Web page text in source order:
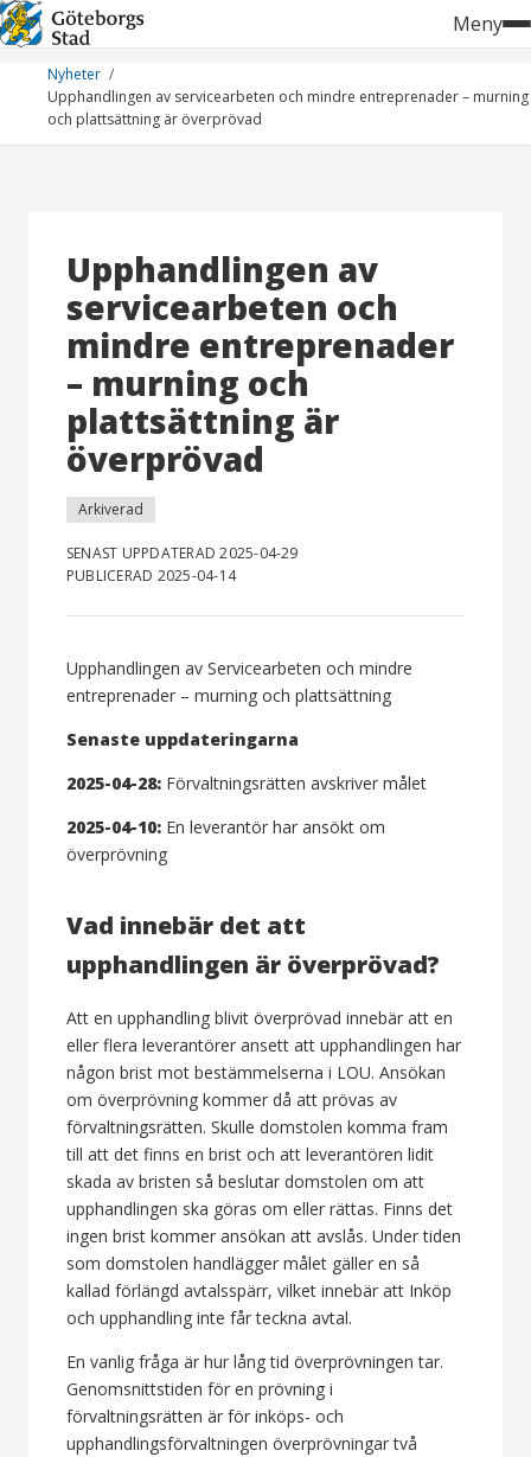
Hoppa
till
innehåll
Meny
Nyheter
Upphandlingen av servicearbeten och mindre entreprenader – murning
och plattsättning är överprövad
Upphandlingen av
servicearbeten och
mindre entreprenader
– murning och
plattsättning är
överprövad
Arkiverad
SENAST UPPDATERAD 2025-04-29
PUBLICERAD 2025-04-14
Upphandlingen av Servicearbeten och mindre
entreprenader – murning och plattsättning
Senaste uppdateringarna
2025-04-28: Förvaltningsrätten avskriver målet
2025-04-10: En leverantör har ansökt om
överprövning
Vad innebär det att
upphandlingen är överprövad?
Att en upphandling blivit överprövad innebär att en
eller flera leverantörer ansett att upphandlingen har
någon brist mot bestämmelserna i LOU. Ansökan
om överprövning kommer då att prövas av
förvaltningsrätten. Skulle domstolen komma fram
till att det finns en brist och att leverantören lidit
skada av bristen så beslutar domstolen om att
upphandlingen ska göras om eller rättas. Finns det
ingen brist kommer ansökan att avslås. Under tiden
som domstolen handlägger målet gäller en så
kallad förlängd avtalsspärr, vilket innebär att Inköp
och upphandling inte får teckna avtal.
En vanlig fråga är hur lång tid överprövningen tar.
Genomsnittstiden för en prövning i
förvaltningsrätten är för inköps- och
upphandlingsförvaltningen överprövningar två